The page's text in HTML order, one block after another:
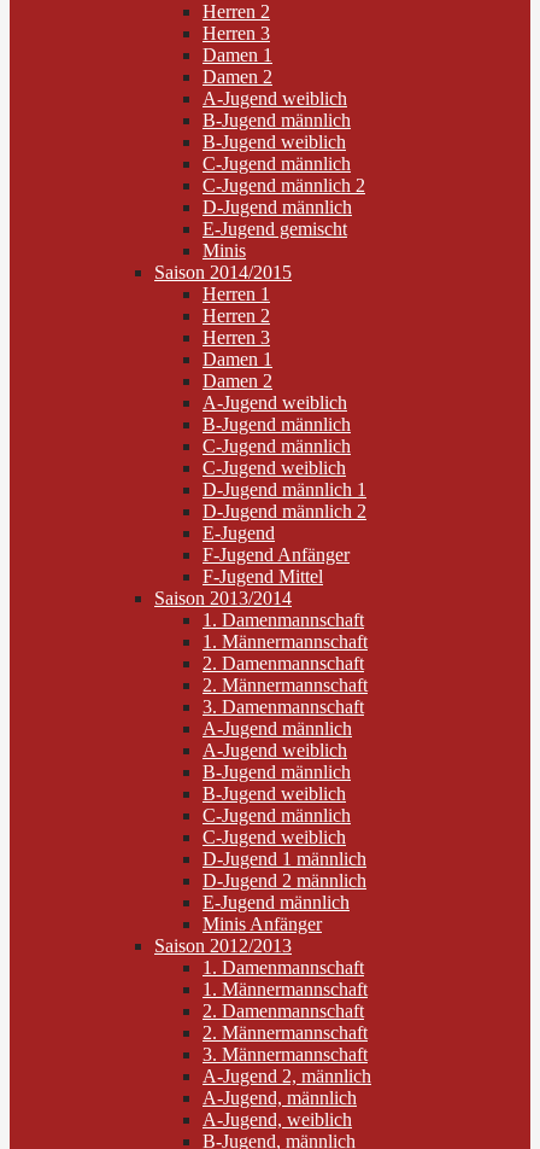
Herren 2
Herren 3
Damen 1
Damen 2
A-Jugend weiblich
B-Jugend männlich
B-Jugend weiblich
C-Jugend männlich
C-Jugend männlich 2
D-Jugend männlich
E-Jugend gemischt
Minis
Saison 2014/2015
Herren 1
Herren 2
Herren 3
Damen 1
Damen 2
A-Jugend weiblich
B-Jugend männlich
C-Jugend männlich
C-Jugend weiblich
D-Jugend männlich 1
D-Jugend männlich 2
E-Jugend
F-Jugend Anfänger
F-Jugend Mittel
Saison 2013/2014
1. Damenmannschaft
1. Männermannschaft
2. Damenmannschaft
2. Männermannschaft
3. Damenmannschaft
A-Jugend männlich
A-Jugend weiblich
B-Jugend männlich
B-Jugend weiblich
C-Jugend männlich
C-Jugend weiblich
D-Jugend 1 männlich
D-Jugend 2 männlich
E-Jugend männlich
Minis Anfänger
Saison 2012/2013
1. Damenmannschaft
1. Männermannschaft
2. Damenmannschaft
2. Männermannschaft
3. Männermannschaft
A-Jugend 2, männlich
A-Jugend, männlich
A-Jugend, weiblich
B-Jugend, männlich